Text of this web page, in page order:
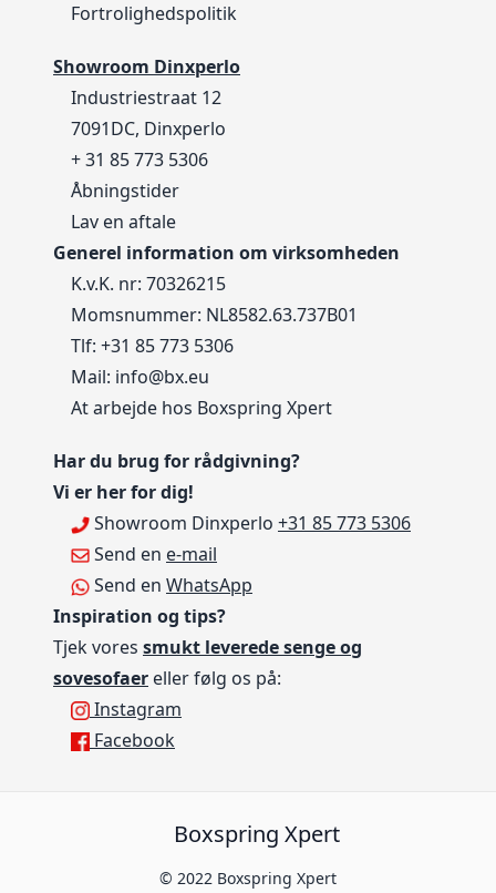
Fortrolighedspolitik
Showroom Dinxperlo
Industriestraat 12
7091DC, Dinxperlo
+ 31 85 773 5306
Åbningstider
Lav en aftale
Generel information om virksomheden
K.v.K. nr: 70326215
Momsnummer: NL8582.63.737B01
Tlf: +31 85 773 5306
Mail: info@bx.eu
At arbejde hos Boxspring Xpert
Har du brug for rådgivning?
Vi er her for dig!
Showroom Dinxperlo +31 85 773 5306
Send en e-mail
Send en WhatsApp
Inspiration og tips?
Tjek vores smukt leverede senge og
sovesofaer eller følg os på:
Instagram
Facebook
Boxspring Xpert
© 2022 Boxspring Xpert